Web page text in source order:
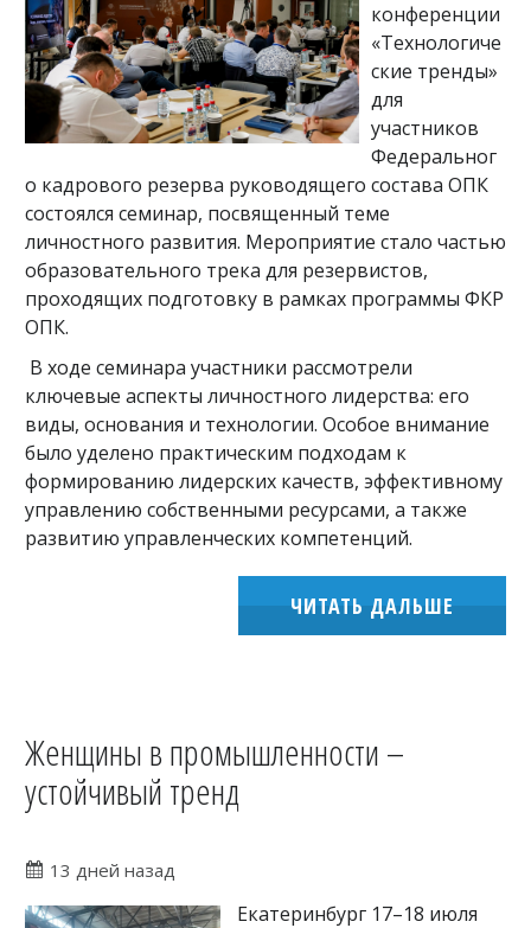
конференции
«Технологиче
ские тренды»
для
участников
Федеральног
о кадрового резерва руководящего состава ОПК
состоялся семинар, посвященный теме
личностного развития. Мероприятие стало частью
образовательного трека для резервистов,
проходящих подготовку в рамках программы ФКР
ОПК.
В ходе семинара участники рассмотрели
ключевые аспекты личностного лидерства: его
виды, основания и технологии. Особое внимание
было уделено практическим подходам к
формированию лидерских качеств, эффективному
управлению собственными ресурсами, а также
развитию управленческих компетенций.
ЧИТАТЬ ДАЛЬШЕ
Женщины в промышленности –
устойчивый тренд
13 дней назад
Екатеринбург 17–18 июля